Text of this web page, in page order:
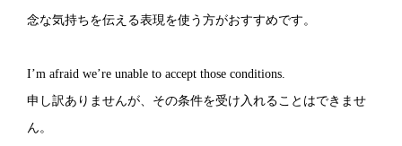
念な気持ちを伝える表現を使う方がおすすめです。
I’m afraid we’re unable to accept those conditions.
申し訳ありませんが、その条件を受け入れることはできませ
ん。